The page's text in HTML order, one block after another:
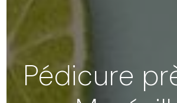
Pédicure